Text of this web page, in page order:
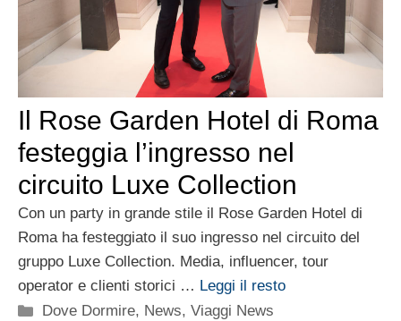
Il Rose Garden Hotel di Roma
festeggia l’ingresso nel
circuito Luxe Collection
Con un party in grande stile il Rose Garden Hotel di
Roma ha festeggiato il suo ingresso nel circuito del
gruppo Luxe Collection. Media, influencer, tour
operator e clienti storici … Leggi il resto
Categorie
Dove Dormire, News,Viaggi News